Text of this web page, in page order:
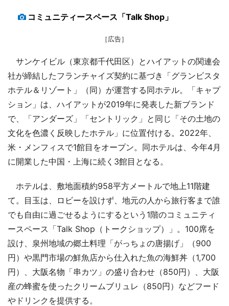
コミュニティースペース「Talk Shop」
［広告］
サンケイビル（東京都千代田区）とハイアットの関連会
社が締結したフランチャイズ契約に基づき「グランビスタ
ホテル＆リゾート」（同）が運営する同ホテル。「キャプ
ション」は、ハイアットが2019年に発表した新ブランド
で、「アンダーズ」「セントリック」と同じ「その土地の
文化を色濃く反映したホテル」に位置付ける。2022年、
米・メンフィスで1館目をオープン。同ホテルは、今年4月
に開業した中国・上海に続く3館目となる。
ホテルは、敷地面積約958平方メートルで地上11階建
て。目玉は、ロビーを設けず、地元の人から旅行客まで誰
でも自由に過ごせるようにするという1階のコミュニティ
ースペース「Talk Shop（トークショップ）」。100席を
設け、泉州地域の郷土料理「がっちょの唐揚げ」（900
円）や黒門市場の鮮魚店から仕入れた魚の海鮮丼（1,700
円）、大阪名物「串カツ」の盛り合わせ（850円）、大阪
産の蜂蜜を使ったクリームブリュレ（850円）などフード
やドリンクを提供する。